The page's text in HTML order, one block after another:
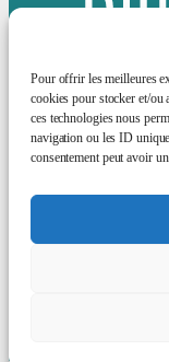
Pour offrir les meilleures
cookies pour stocker et/ou
ces technologies nous
navigation ou les ID
consentement peut avoir
Bluesky
LinkedIn